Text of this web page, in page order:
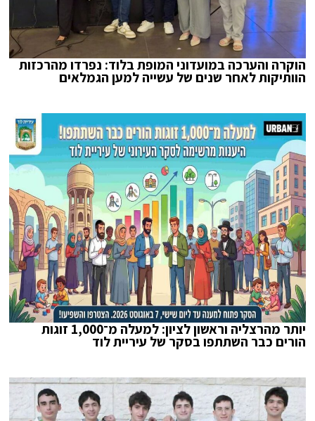
הוקרה והערכה במועדוני המופת בלוד: נפרדו מהרכזות
הוותיקות לאחר שנים של עשייה למען הגמלאים
יותר מהרצליה וראשון לציון: למעלה מ־1,000 זוגות
הורים כבר השתתפו בסקר של עיריית לוד